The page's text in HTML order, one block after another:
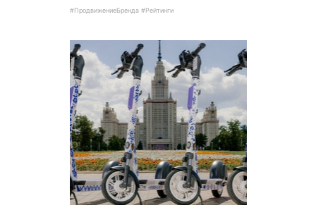
#ПродвижениеБренда #Рейтинги